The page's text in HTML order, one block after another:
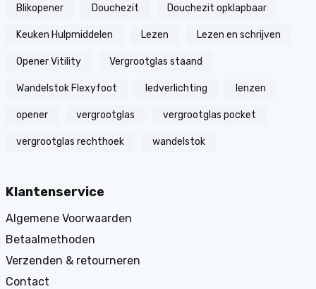
Blikopener Douchezit Douchezit opklapbaar
Keuken Hulpmiddelen Lezen Lezen en schrijven
Opener Vitility Vergrootglas staand
Wandelstok Flexyfoot ledverlichting lenzen
opener vergrootglas vergrootglas pocket
vergrootglas rechthoek wandelstok
Klantenservice
Algemene Voorwaarden
Betaalmethoden
Verzenden & retourneren
Contact